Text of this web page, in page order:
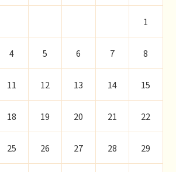
1
4 5 6 7 8
11 12 13 14 15
18 19 20 21 22
25 26 27 28 29